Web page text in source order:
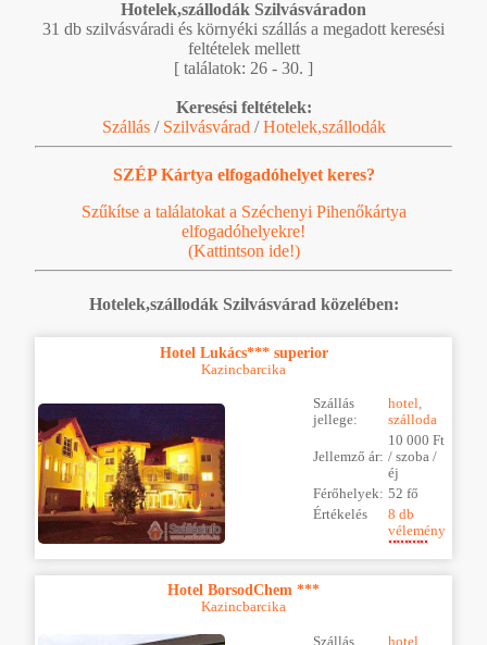
Hotelek,szállodák Szilvásváradon
31 db szilvásváradi és környéki szállás a megadott keresési
feltételek mellett
[ találatok: 26 - 30. ]
Keresési feltételek:
Szállás/ Szilvásvárad /Hotelek,szállodák
SZÉP Kártya elfogadóhelyet keres?
Szűkítse a találatokat a Széchenyi Pihenőkártya
elfogadóhelyekre!
(Kattintson ide!)
Hotelek,szállodák Szilvásvárad közelében:
Hotel Lukács*** superior
Kazincbarcika
Szállás
jellege:
hotel,
szálloda
Jellemző ár:
10 000 Ft
/ szoba /
éj
Férőhelyek: 52 fő
Értékelés
8 db
vélemény
Hotel BorsodChem ***
Kazincbarcika
Szállás
hotel,